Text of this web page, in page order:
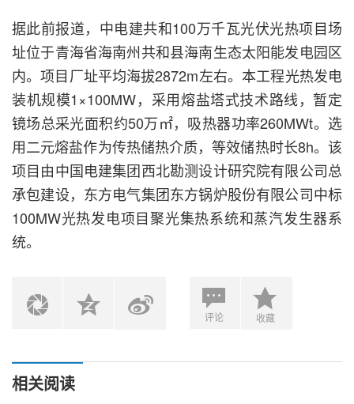
据此前报道，中电建共和100万千瓦光伏光热项目场
址位于青海省海南州共和县海南生态太阳能发电园区
内。项目厂址平均海拔2872m左右。本工程光热发电
装机规模1×100MW，采用熔盐塔式技术路线，暂定
镜场总采光面积约50万㎡，吸热器功率260MWt。选
用二元熔盐作为传热储热介质，等效储热时长8h。该
项目由中国电建集团西北勘测设计研究院有限公司总
承包建设，东方电气集团东方锅炉股份有限公司中标
100MW光热发电项目聚光集热系统和蒸汽发生器系
统。
评论 收藏
相关阅读